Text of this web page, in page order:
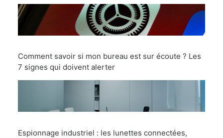
Comment savoir si mon bureau est sur écoute ? Les
7 signes qui doivent alerter
Espionnage industriel : les lunettes connectées,